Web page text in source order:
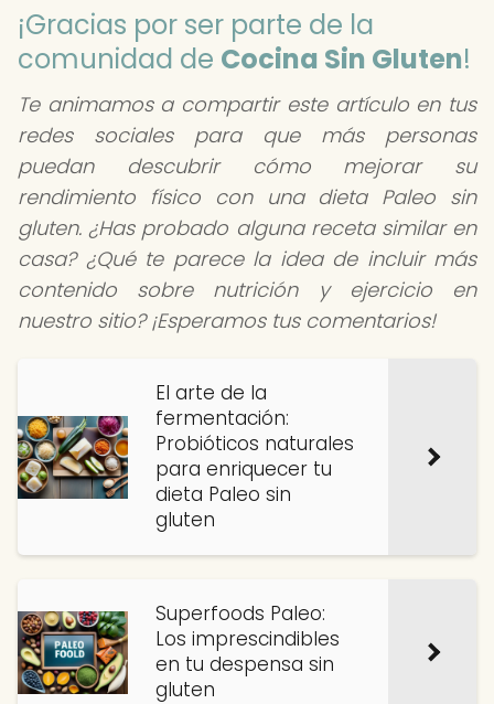
¡Gracias por ser parte de la
comunidad de Cocina Sin Gluten!
Te animamos a compartir este artículo en tus
redes sociales para que más personas
puedan descubrir cómo mejorar su
rendimiento físico con una dieta Paleo sin
gluten. ¿Has probado alguna receta similar en
casa? ¿Qué te parece la idea de incluir más
contenido sobre nutrición y ejercicio en
nuestro sitio? ¡Esperamos tus comentarios!
El arte de la
fermentación:
Probióticos naturales
para enriquecer tu
dieta Paleo sin
gluten
Superfoods Paleo:
Los imprescindibles
en tu despensa sin
gluten